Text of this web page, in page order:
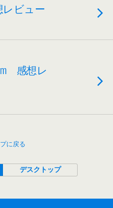
レビュー
感想レ
に戻る
デスクトップ